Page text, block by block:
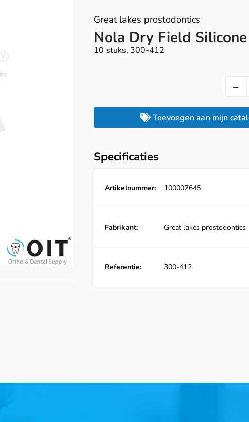
Great lakes prostodontics
Nola Dry Field
10 stuks, 300-412
Toevoegen aan mijn
Specificaties
Artikelnummer: 100007645
Fabrikant: Great lakes prostodontics
Referentie: 300-412